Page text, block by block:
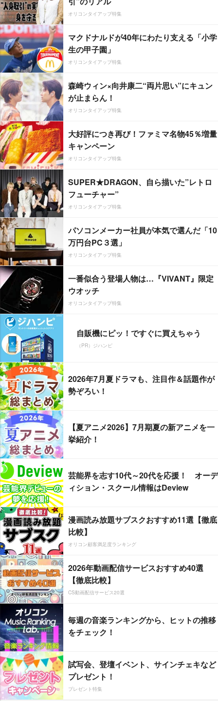
オリコンタイアップ特集
マクドナルドが40年にわたり支える「小学
生の甲子園」
オリコンタイアップ特集
森崎ウィン×向井康二“両片思い”にキュン
が止まらん！
オリコンタイアップ特集
大好評につき再び！ファミマ名物45％増量
キャンペーン
オリコンタイアップ特集
SUPER★DRAGON、自ら描いた”レトロ
フューチャー”
オリコンタイアップ特集
パソコンメーカー社員が本気で選んだ「10
万円台PC３選」
オリコンタイアップ特集
一番似合う登場人物は…『VIVANT』限定
ウオッチ
オリコンタイアップ特集
自販機にピッ！ですぐに買えちゃう
（PR）ジハンピ
2026年7月夏ドラマも、注目作＆話題作が
勢ぞろい！
【夏アニメ2026】7月期夏の新アニメを一
挙紹介！
芸能界を志す10代～20代を応援！ オーデ
ィション・スクール情報はDeview
漫画読み放題サブスクおすすめ11選【徹底
比較】
オリコン顧客満足度ランキング
2026年動画配信サービスおすすめ40選
【徹底比較】
CS動画配信サービス20選
毎週の音楽ランキングから、ヒットの推移
をチェック！
試写会、登壇イベント、サインチェキなど
プレゼント！
プレゼント特集